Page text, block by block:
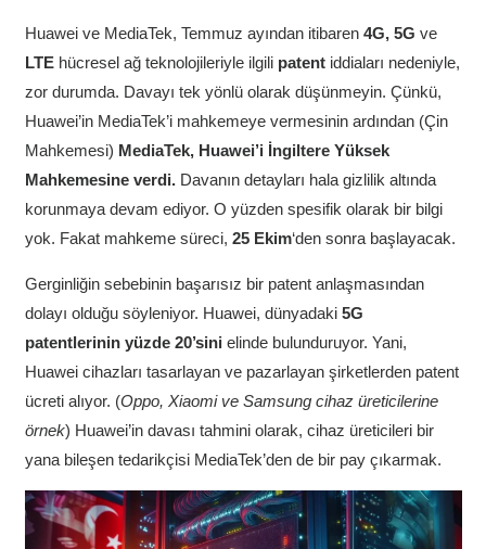
Huawei ve MediaTek, Temmuz ayından itibaren 4G, 5G ve
LTEhücresel ağ teknolojileriyle ilgili patentiddiaları nedeniyle,
zor durumda. Davayı tek yönlü olarak düşünmeyin. Çünkü,
Huawei’in MediaTek’i mahkemeye vermesinin ardından (Çin
Mahkemesi) MediaTek, Huawei’i İngiltere Yüksek
Mahkemesine verdi.Davanın detayları hala gizlilik altında
korunmaya devam ediyor. O yüzden spesifik olarak bir bilgi
yok. Fakat mahkeme süreci, 25 Ekim‘den sonra başlayacak.
Gerginliğin sebebinin başarısız bir patent anlaşmasından
dolayı olduğu söyleniyor. Huawei, dünyadaki 5G
patentlerinin yüzde 20’sini elinde bulunduruyor. Yani,
Huawei cihazları tasarlayan ve pazarlayan şirketlerden patent
ücreti alıyor. (Oppo, Xiaomi ve Samsung cihaz üreticilerine
örnek) Huawei’in davası tahmini olarak, cihaz üreticileri bir
yana bileşen tedarikçisi MediaTek’den de bir pay çıkarmak.